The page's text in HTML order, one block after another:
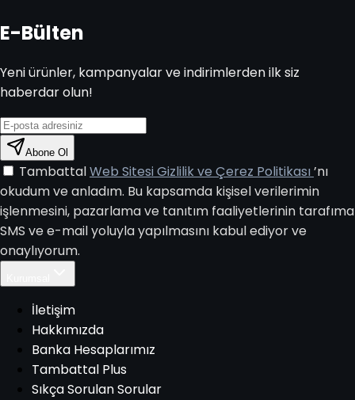
E-Bülten
Yeni ürünler, kampanyalar ve indirimlerden ilk siz
haberdar olun!
Abone Ol
TambattalWeb Sitesi Gizlilik ve Çerez Politikası’nı
okudum ve anladım. Bu kapsamda kişisel verilerimin
işlenmesini, pazarlama ve tanıtım faaliyetlerinin tarafıma
SMS ve e-mail yoluyla yapılmasını kabul ediyor ve
onaylıyorum.
İletişim
Hakkımızda
Banka Hesaplarımız
Tambattal Plus
Sıkça Sorulan Sorular